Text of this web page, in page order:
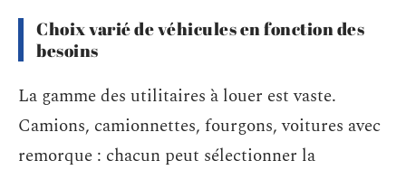
Choix varié de véhicules en fonction des
besoins
La gamme des utilitaires à louer est vaste.
Camions, camionnettes, fourgons, voitures avec
remorque : chacun peut sélectionner la